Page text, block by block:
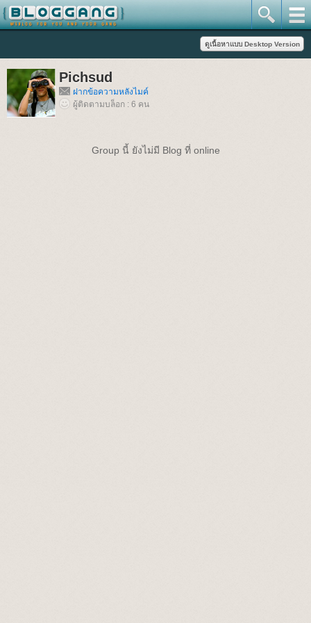
Pichsud
ฝากข้อความหลังไมค์
ผู้ติดตามบล็อก : 6 คน
Group นี้ ยังไม่มี Blog ที่ online